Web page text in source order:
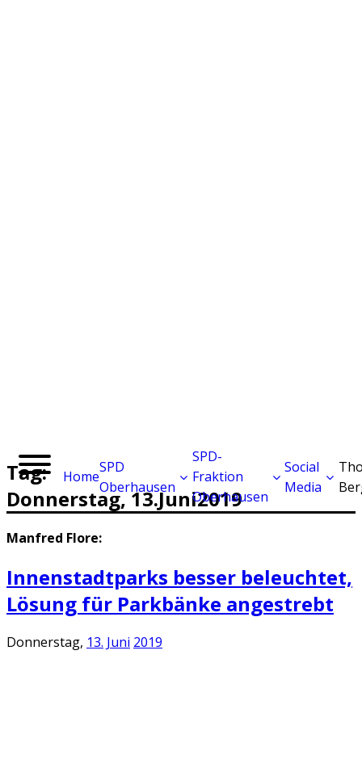
Home
SPD
Oberhausen
SPD-
Fraktion
Oberhausen
Social
Media
Tag:
Donnerstag,13.Juni2019
Manfred Flore:
Innenstadtparks besser beleuchtet,
Lösung für Parkbänke angestrebt
Donnerstag, 13. Juni 2019